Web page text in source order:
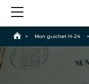
Accueil
> Mon guichet H-24 >